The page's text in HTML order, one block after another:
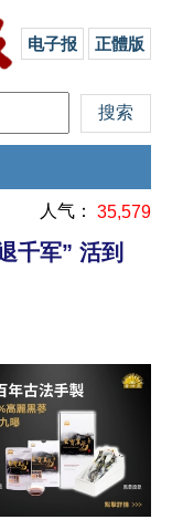
电子报 正體版
人气： 35,579
千军” 活到